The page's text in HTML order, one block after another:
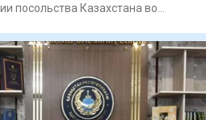
посольства Казахстана во